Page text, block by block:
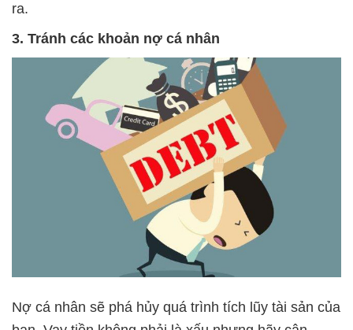
ra.
3. Tránh các khoản nợ cá nhân
Nợ cá nhân sẽ phá hủy quá trình tích lũy tài sản của